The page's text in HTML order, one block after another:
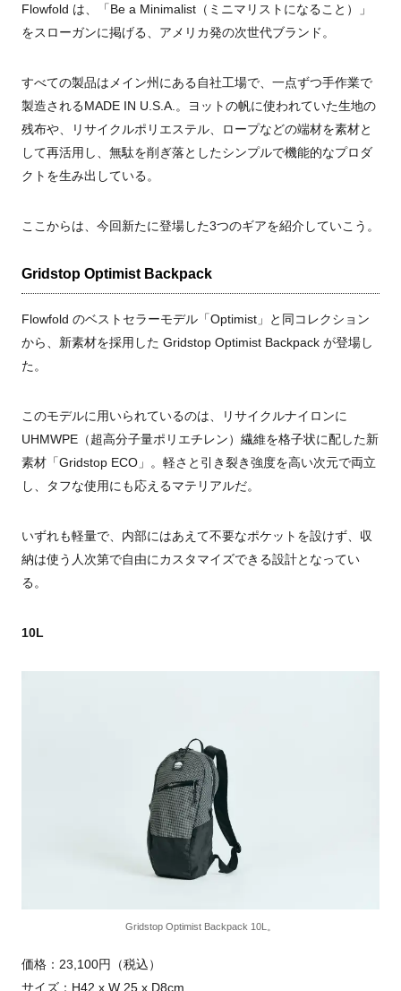
Flowfold は、「Be a Minimalist（ミニマリストになること）」
をスローガンに掲げる、アメリカ発の次世代ブランド。
すべての製品はメイン州にある自社工場で、一点ずつ手作業で
製造されるMADE IN U.S.A.。ヨットの帆に使われていた生地の
残布や、リサイクルポリエステル、ロープなどの端材を素材と
して再活用し、無駄を削ぎ落としたシンプルで機能的なプロダ
クトを生み出している。
ここからは、今回新たに登場した3つのギアを紹介していこう。
Gridstop Optimist Backpack
Flowfold のベストセラーモデル「Optimist」と同コレクション
から、新素材を採用した Gridstop Optimist Backpack が登場し
た。
このモデルに用いられているのは、リサイクルナイロンに
UHMWPE（超高分子量ポリエチレン）繊維を格子状に配した新
素材「Gridstop ECO」。軽さと引き裂き強度を高い次元で両立
し、タフな使用にも応えるマテリアルだ。
いずれも軽量で、内部にはあえて不要なポケットを設けず、収
納は使う人次第で自由にカスタマイズできる設計となってい
る。
10L
Gridstop Optimist Backpack 10L。
価格：23,100円（税込）
サイズ：H42 x W 25 x D8cm